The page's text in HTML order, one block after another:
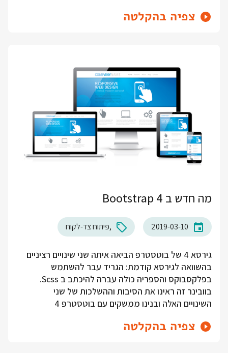
צפיה בהקלטה
מה חדש ב Bootstrap 4
2019-03-10 פיתוח צד-לקוח
גירסא 4 של בוטסטרפ הביאה איתה שני שינויים רציניים
בהשוואה לגירסא קודמת: הגריד עבר להשתמש
בפלקסבוקס והספריה כולה עברה להיכתב ב Scss.
בוובינר זה ראינו את הסיבות וההשלכות של שני
השינויים האלה ובנינו ממשקים עם בוטסטרפ 4
צפיה בהקלטה